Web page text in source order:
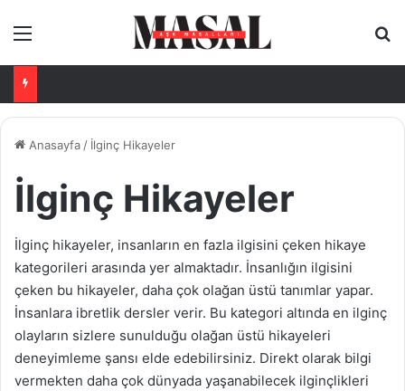
Menü
Anasayfa / İlginç Hikayeler
İlginç Hikayeler
İlginç hikayeler, insanların en fazla ilgisini çeken hikaye
kategorileri arasında yer almaktadır. İnsanlığın ilgisini
çeken bu hikayeler, daha çok olağan üstü tanımlar yapar.
İnsanlara ibretlik dersler verir. Bu kategori altında en ilginç
olayların sizlere sunulduğu olağan üstü hikayeleri
deneyimleme şansı elde edebilirsiniz. Direkt olarak bilgi
vermekten daha çok dünyada yaşanabilecek ilginçlikleri